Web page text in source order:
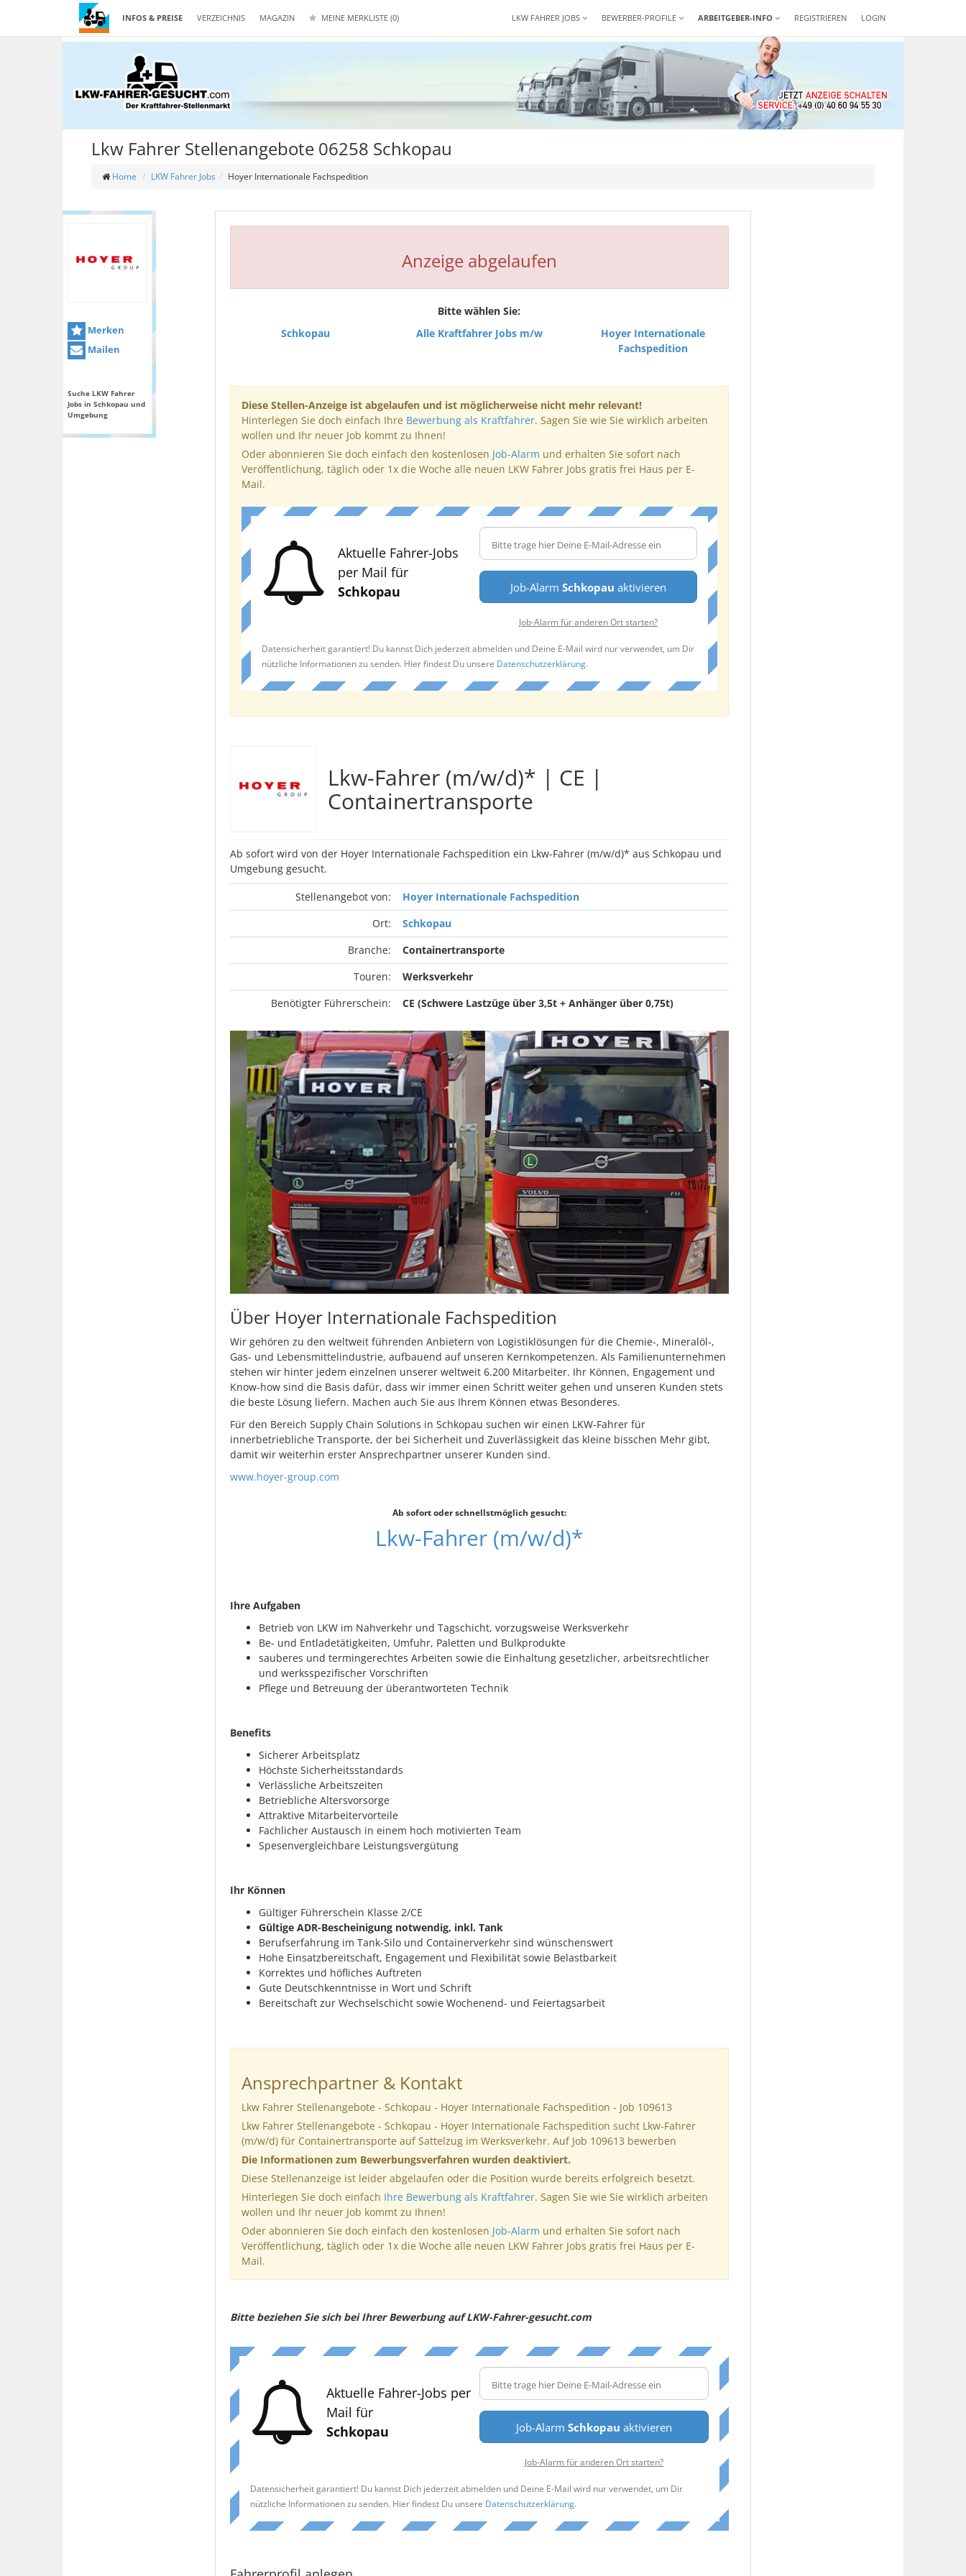
INFOS & PREISE VERZEICHNIS MAGAZIN MEINE MERKLISTE (0) REGISTRIEREN LOGIN
LKW FAHRER JOBS BEWERBER-PROFILE ARBEITGEBER-INFO
Lkw Fahrer Stellenangebote 06258 Schkopau
Home LKW Fahrer Jobs Hoyer Internationale Fachspedition
Merken
Mailen
Suche LKW Fahrer
Jobs in Schkopau und
Umgebung
Anzeige abgelaufen
Bitte wählen Sie:
Schkopau
Alle Kraftfahrer Jobs m/w
Hoyer Internationale
Fachspedition
Diese Stellen-Anzeige ist abgelaufen und ist möglicherweise nicht mehr relevant!
Hinterlegen Sie doch einfach Ihre Bewerbung als Kraftfahrer. Sagen Sie wie Sie wirklich arbeiten
wollen und Ihr neuer Job kommt zu Ihnen!
Oder abonnieren Sie doch einfach den kostenlosen Job-Alarm und erhalten Sie sofort nach
Veröffentlichung, täglich oder 1x die Woche alle neuen LKW Fahrer Jobs gratis frei Haus per E-
Mail.
Aktuelle Fahrer-Jobs
per Mail für
Schkopau
Job-AlarmSchkopau aktivieren
Job-Alarm für anderen Ort starten?
Datensicherheit garantiert! Du kannst Dich jederzeit abmelden und Deine E-Mail wird nur verwendet, um Dir
nützliche Informationen zu senden. Hier findest Du unsere Datenschutzerklärung.
Lkw-Fahrer (m/w/d)* | CE |
Containertransporte
Ab sofort wird von der Hoyer Internationale Fachspedition ein Lkw-Fahrer (m/w/d)* aus Schkopau und
Umgebung gesucht.
Stellenangebot von:
Hoyer Internationale Fachspedition
Ort:
Schkopau
Branche:
Containertransporte
Touren:
Werksverkehr
Benötigter Führerschein:
CE (Schwere Lastzüge über 3,5t + Anhänger über 0,75t)
Über Hoyer Internationale Fachspedition
Wir gehören zu den weltweit führenden Anbietern von Logistiklösungen für die Chemie-, Mineralöl-,
Gas- und Lebensmittelindustrie, aufbauend auf unseren Kernkompetenzen. Als Familienunternehmen
stehen wir hinter jedem einzelnen unserer weltweit 6.200 Mitarbeiter. Ihr Können, Engagement und
Know-how sind die Basis dafür, dass wir immer einen Schritt weiter gehen und unseren Kunden stets
die beste Lösung liefern. Machen auch Sie aus Ihrem Können etwas Besonderes.
Für den Bereich Supply Chain Solutions in Schkopau suchen wir einen LKW-Fahrer für
innerbetriebliche Transporte, der bei Sicherheit und Zuverlässigkeit das kleine bisschen Mehr gibt,
damit wir weiterhin erster Ansprechpartner unserer Kunden sind.
www.hoyer-group.com
Ab sofort oder schnellstmöglich gesucht:
Lkw-Fahrer (m/w/d)*
Ihre Aufgaben
Betrieb von LKW im Nahverkehr und Tagschicht, vorzugsweise Werksverkehr
Be- und Entladetätigkeiten, Umfuhr, Paletten und Bulkprodukte
sauberes und termingerechtes Arbeiten sowie die Einhaltung gesetzlicher, arbeitsrechtlicher
und werksspezifischer Vorschriften
Pflege und Betreuung der überantworteten Technik
Benefits
Sicherer Arbeitsplatz
Höchste Sicherheitsstandards
Verlässliche Arbeitszeiten
Betriebliche Altersvorsorge
Attraktive Mitarbeitervorteile
Fachlicher Austausch in einem hoch motivierten Team
Spesenvergleichbare Leistungsvergütung
Ihr Können
Gültiger Führerschein Klasse 2/CE
Gültige ADR-Bescheinigung notwendig, inkl. Tank
Berufserfahrung im Tank-Silo und Containerverkehr sind wünschenswert
Hohe Einsatzbereitschaft, Engagement und Flexibilität sowie Belastbarkeit
Korrektes und höfliches Auftreten
Gute Deutschkenntnisse in Wort und Schrift
Bereitschaft zur Wechselschicht sowie Wochenend- und Feiertagsarbeit
Ansprechpartner & Kontakt
Lkw Fahrer Stellenangebote - Schkopau - Hoyer Internationale Fachspedition - Job 109613
Lkw Fahrer Stellenangebote - Schkopau - Hoyer Internationale Fachspedition sucht Lkw-Fahrer
(m/w/d) für Containertransporte auf Sattelzug im Werksverkehr. Auf Job 109613 bewerben
Die Informationen zum Bewerbungsverfahren wurden deaktiviert.
Diese Stellenanzeige ist leider abgelaufen oder die Position wurde bereits erfolgreich besetzt.
Hinterlegen Sie doch einfach Ihre Bewerbung als Kraftfahrer. Sagen Sie wie Sie wirklich arbeiten
wollen und Ihr neuer Job kommt zu Ihnen!
Oder abonnieren Sie doch einfach den kostenlosen Job-Alarm und erhalten Sie sofort nach
Veröffentlichung, täglich oder 1x die Woche alle neuen LKW Fahrer Jobs gratis frei Haus per E-
Mail.
Bitte beziehen Sie sich bei Ihrer Bewerbung auf LKW-Fahrer-gesucht.com
Aktuelle Fahrer-Jobs per
Mail für
Schkopau
Job-AlarmSchkopau aktivieren
Job-Alarm für anderen Ort starten?
Datensicherheit garantiert! Du kannst Dich jederzeit abmelden und Deine E-Mail wird nur verwendet, um Dir
nützliche Informationen zu senden. Hier findest Du unsere Datenschutzerklärung.